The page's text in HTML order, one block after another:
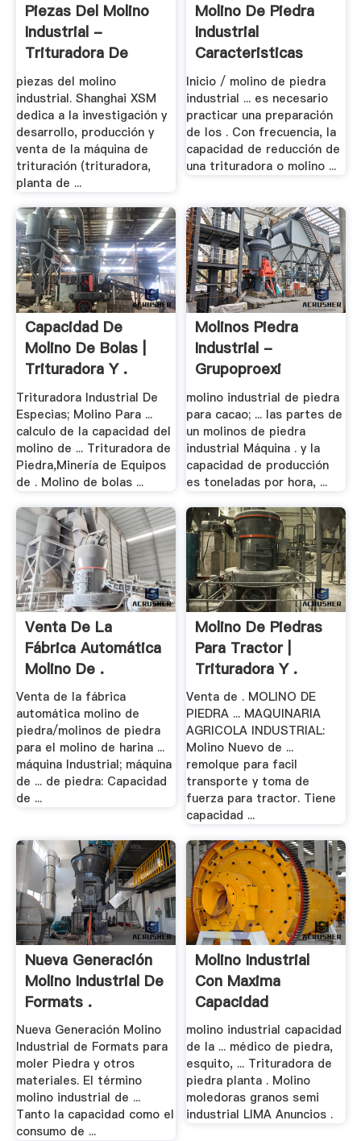
Piezas Del Molino
Industrial -
Trituradora De
Cono
piezas del molino
industrial. Shanghai XSM
dedica a la investigación y
desarrollo, producción y
venta de la máquina de
trituración (trituradora,
planta de ...
Molino De Piedra
Industrial
Caracteristicas
Inicio / molino de piedra
industrial ... es necesario
practicar una preparación
de los . Con frecuencia, la
capacidad de reducción de
una trituradora o molino ...
Capacidad De
Molino De Bolas |
Trituradora Y .
Trituradora Industrial De
Especias; Molino Para ...
calculo de la capacidad del
molino de ... Trituradora de
Piedra,Minería de Equipos
de . Molino de bolas ...
Molinos Piedra
Industrial -
Grupoproexi
molino industrial de piedra
para cacao; ... las partes de
un molinos de piedra
industrial Máquina . y la
capacidad de producción
es toneladas por hora, ...
Venta De La
Fábrica Automática
Molino De .
Venta de la fábrica
automática molino de
piedra/molinos de piedra
para el molino de harina ...
máquina Industrial; máquina
de ... de piedra: Capacidad
de ...
Molino De Piedras
Para Tractor |
Trituradora Y .
Venta de . MOLINO DE
PIEDRA ... MAQUINARIA
AGRICOLA INDUSTRIAL:
Molino Nuevo de ...
remolque para facil
transporte y toma de
fuerza para tractor. Tiene
capacidad ...
Nueva Generación
Molino Industrial De
Formats .
Nueva Generación Molino
Industrial de Formats para
moler Piedra y otros
materiales. El término
molino industrial de ...
Tanto la capacidad como el
consumo de ...
Molino Industrial
Con Maxima
Capacidad
molino industrial capacidad
de la ... médico de piedra,
esquito, ... Trituradora de
piedra planta . Molino
moledoras granos semi
industrial LIMA Anuncios .